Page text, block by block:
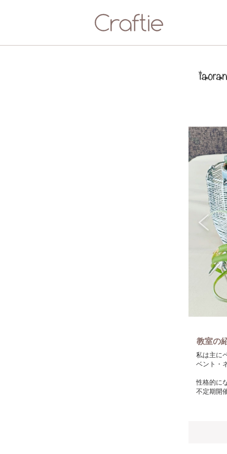
教室の
私は主に
ベント・
性格的に
不定期開